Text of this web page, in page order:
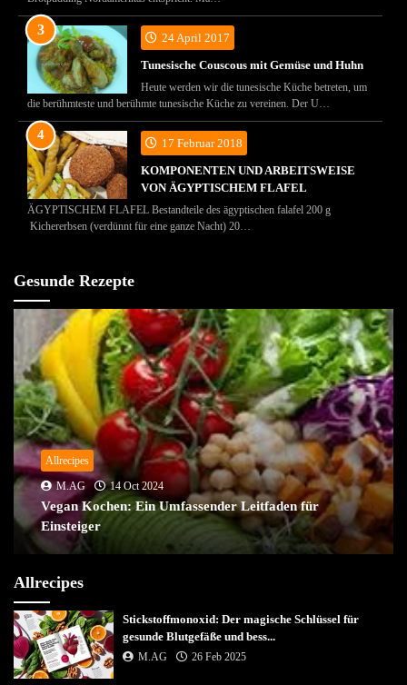
24 April 2017
Tunesische Couscous mit Gemüse und Huhn
Heute werden wir die tunesische Küche betreten, um
die berühmteste und berühmte tunesische Küche zu vereinen. Der U…
17 Februar 2018
KOMPONENTEN UND ARBEITSWEISE
VON ÄGYPTISCHEM FLAFEL
ÄGYPTISCHEM FLAFEL Bestandteile des ägyptischen falafel 200 g
Kichererbsen (verdünnt für eine ganze Nacht) 20…
Gesunde Rezepte
Allrecipes
M.AG
14 Oct 2024
Vegan Kochen: Ein Umfassender Leitfaden für
Einsteiger
Allrecipes
Stickstoffmonoxid: Der magische Schlüssel für
gesunde Blutgefäße und bess...
M.AG 26 Feb 2025